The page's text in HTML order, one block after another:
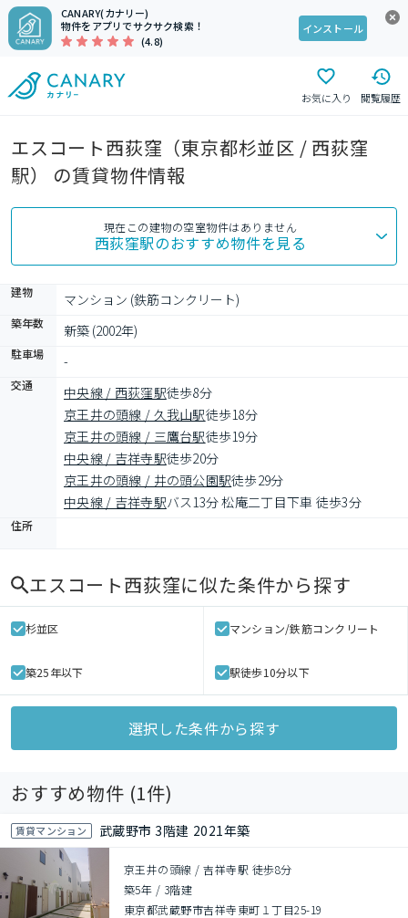
CANARY(カナリー)
物件をアプリでサクサク検索！
(4.8)
インストール
お気に入り 閲覧履歴
エスコート西荻窪（東京都杉並区 / 西荻窪
駅） の賃貸物件情報
現在この建物の空室物件はありません
西荻窪駅のおすすめ物件を見る
建物 マンション (鉄筋コンクリート)
築年数 新築 (2002年)
駐車場 -
交通 中央線 / 西荻窪駅徒歩8分
京王井の頭線 / 久我山駅徒歩18分
京王井の頭線 / 三鷹台駅徒歩19分
中央線 / 吉祥寺駅徒歩20分
京王井の頭線 / 井の頭公園駅徒歩29分
中央線 / 吉祥寺駅バス13分 松庵二丁目下車 徒歩3分
住所
エスコート西荻窪に似た条件から探す
杉並区 マンション/鉄筋コンクリート
築25年以下 駅徒歩10分以下
選択した条件から探す
おすすめ物件 (1件)
賃貸マンション 武蔵野市 3階建 2021年築
京王井の頭線 / 吉祥寺駅 徒歩8分
築5年 / 3階建
東京都武蔵野市吉祥寺東町１丁目25-19